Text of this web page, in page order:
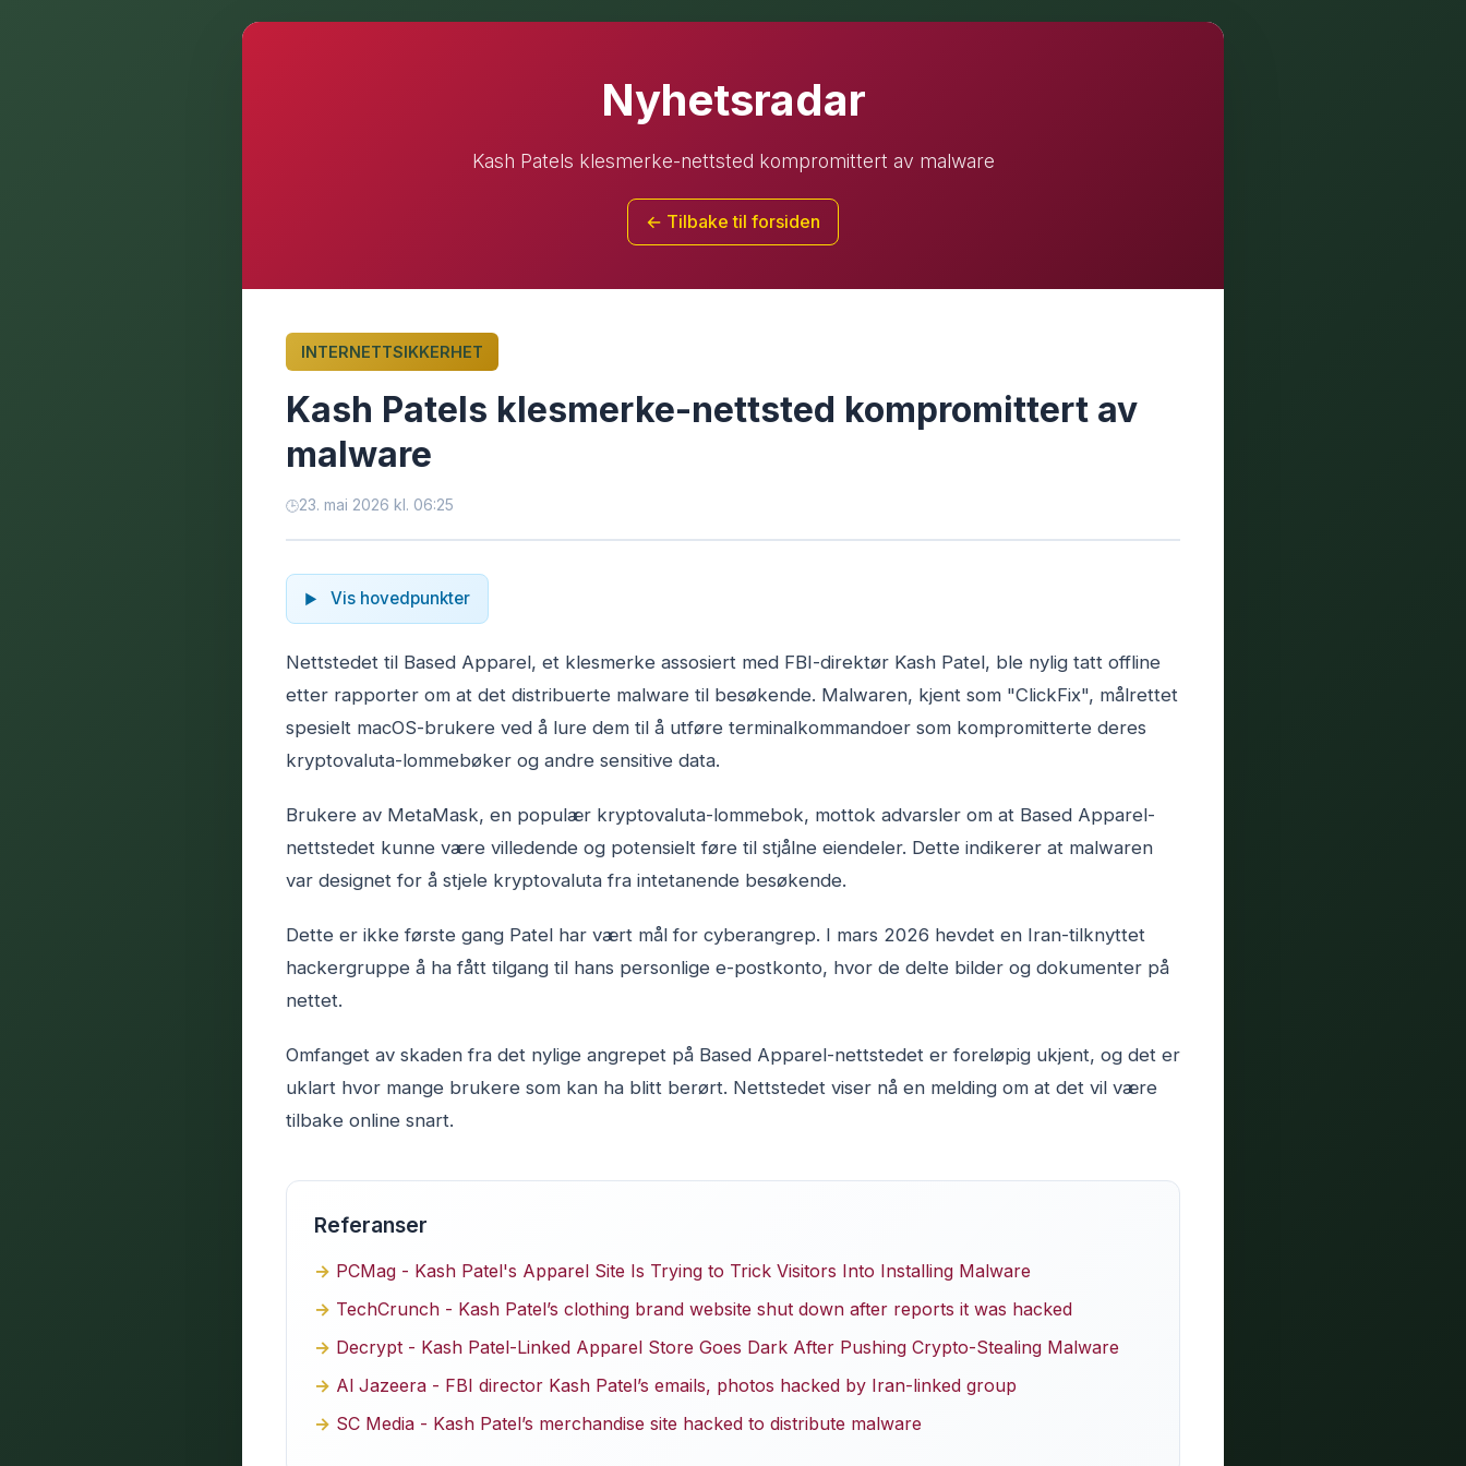
Nyhetsradar
Kash Patels klesmerke-nettsted kompromittert av malware
← Tilbake til forsiden
INTERNETTSIKKERHET
Kash Patels klesmerke-nettsted kompromittert av
malware
23. mai 2026 kl. 06:25
Vis hovedpunkter
Nettstedet til Based Apparel, et klesmerke assosiert med FBI-direktør Kash Patel, ble nylig tatt offline
etter rapporter om at det distribuerte malware til besøkende. Malwaren, kjent som "ClickFix", målrettet
spesielt macOS-brukere ved å lure dem til å utføre terminalkommandoer som kompromitterte deres
kryptovaluta-lommebøker og andre sensitive data.
Brukere av MetaMask, en populær kryptovaluta-lommebok, mottok advarsler om at Based Apparel-
nettstedet kunne være villedende og potensielt føre til stjålne eiendeler. Dette indikerer at malwaren
var designet for å stjele kryptovaluta fra intetanende besøkende.
Dette er ikke første gang Patel har vært mål for cyberangrep. I mars 2026 hevdet en Iran-tilknyttet
hackergruppe å ha fått tilgang til hans personlige e-postkonto, hvor de delte bilder og dokumenter på
nettet.
Omfanget av skaden fra det nylige angrepet på Based Apparel-nettstedet er foreløpig ukjent, og det er
uklart hvor mange brukere som kan ha blitt berørt. Nettstedet viser nå en melding om at det vil være
tilbake online snart.
Referanser
PCMag - Kash Patel's Apparel Site Is Trying to Trick Visitors Into Installing Malware
TechCrunch - Kash Patel’s clothing brand website shut down after reports it was hacked
Decrypt - Kash Patel-Linked Apparel Store Goes Dark After Pushing Crypto-Stealing Malware
Al Jazeera - FBI director Kash Patel’s emails, photos hacked by Iran-linked group
SC Media - Kash Patel’s merchandise site hacked to distribute malware